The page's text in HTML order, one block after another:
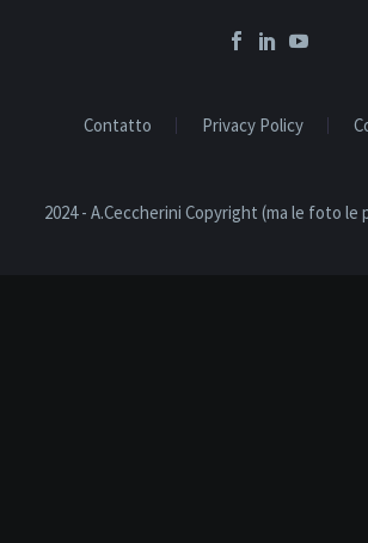
Contatto Privacy Policy
2024 - A.Ceccherini Copyright (ma le foto